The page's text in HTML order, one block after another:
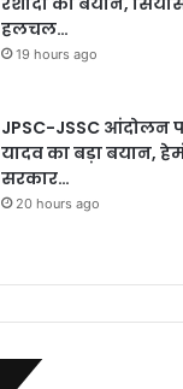
हलचल…
19 hours ago
JPSC-JSSC आंदोलन
यादव का बड़ा बयान,
सरकार…
20 hours ago